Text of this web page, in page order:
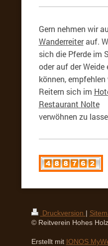
Gern nehmen wir
Wanderreiterauf.
sich die Pferde im
oder auf der Weide
können, empfehlen
Reitern sich im
Restaurant Nolte
verwöhnen zu
Druckversion |
© Reitverein Hohes
Erstellt mit IONOS